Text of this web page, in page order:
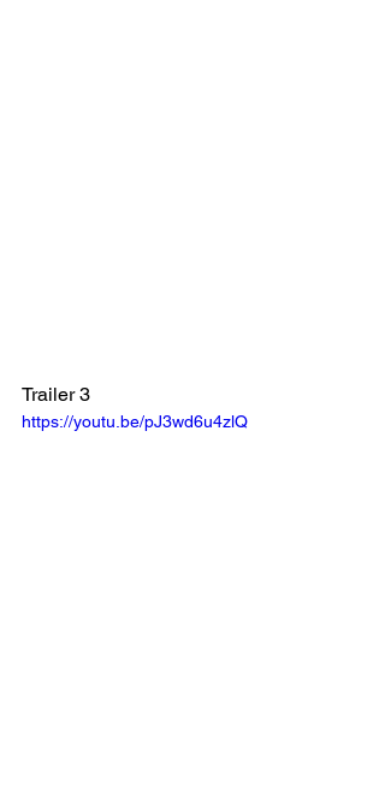
Trailer 3
https://youtu.be/pJ3wd6u4zlQ